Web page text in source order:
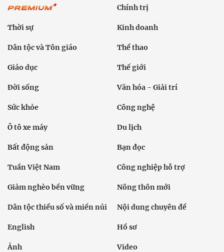
Chính trị
Thời sự Kinh doanh
Dân tộc và Tôn giáo Thể thao
Giáo dục Thế giới
Đời sống Văn hóa - Giải trí
Sức khỏe Công nghệ
Ô tô xe máy Du lịch
Bất động sản Bạn đọc
Tuần Việt Nam Công nghiệp hỗ trợ
Giảm nghèo bền vững Nông thôn mới
Dân tộc thiểu số và miền núi Nội dung chuyên đề
English Hồ sơ
Ảnh Video